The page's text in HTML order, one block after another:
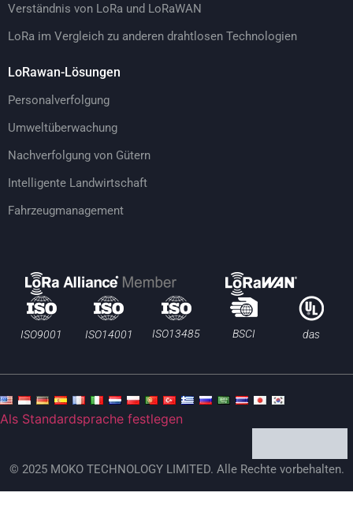
Verständnis von LoRa und LoRaWAN
LoRa im Vergleich zu anderen drahtlosen Technologien
LoRawan-Lösungen
Personalverfolgung
Umweltüberwachung
Nachverfolgung von Gütern
Intelligente Landwirtschaft
Fahrzeugmanagement
ISO9001 ISO14001 ISO13485 BSCI das
Als Standardsprache festlegen
© 2025 MOKO TECHNOLOGY LIMITED. Alle Rechte vorbehalten.